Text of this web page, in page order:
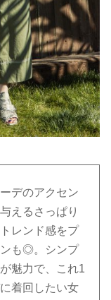
デのアクセン
えるさっぱり
レンド感をプ
ンも◎。シンプ
魅力で、これ1
着回したい女